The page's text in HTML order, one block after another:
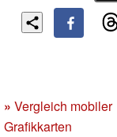
» Vergleich mobiler
Grafikkarten